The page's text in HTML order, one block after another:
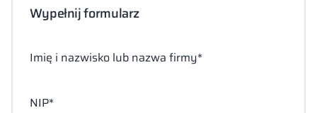
Wypełnij formularz
Imię i nazwisko lub nazwa firmy*
NIP*